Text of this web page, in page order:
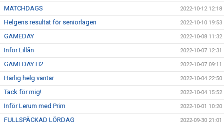
MATCHDAGS 2022-10-12 12:18
Helgens resultat för seniorlagen 2022-10-10 19:53
GAMEDAY 2022-10-08 11:32
Inför Lillån 2022-10-07 12:31
GAMEDAY H2 2022-10-07 09:11
Härlig helg väntar 2022-10-04 22:50
Tack för mig! 2022-10-04 15:52
Inför Lerum med Prim 2022-10-01 10:20
FULLSPÄCKAD LÖRDAG 2022-09-30 21:01